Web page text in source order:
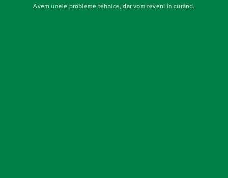
Avem unele probleme tehnice, dar vom reveni în curând.